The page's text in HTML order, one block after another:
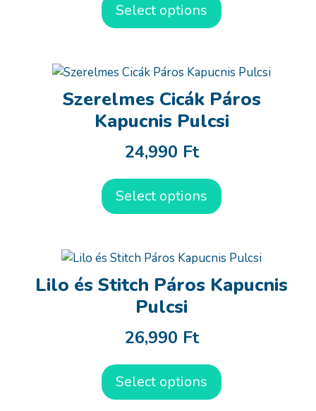
Select options
Szerelmes Cicák Páros
Kapucnis Pulcsi
24,990 Ft
Select options
Lilo és Stitch Páros Kapucnis
Pulcsi
26,990 Ft
Select options